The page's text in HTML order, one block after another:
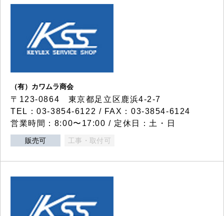
（有）カワムラ商会
〒123-0864 東京都足立区鹿浜4-2-7
TEL：03-3854-6122 / FAX：03-3854-6124
営業時間：8:00〜17:00 / 定休日：土・日
販売可 工事・取付可